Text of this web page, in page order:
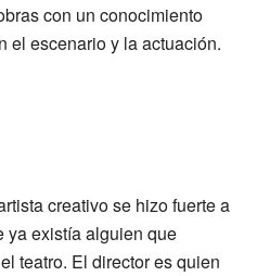
con un conocimiento
el escenario y la actuación.
creativo se hizo fuerte a
ya existía alguien que
teatro. El director es quien